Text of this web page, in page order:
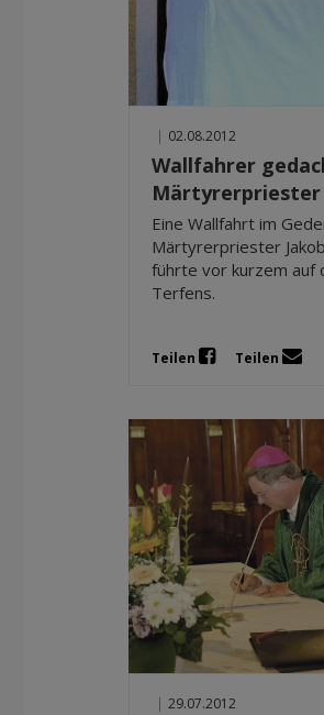
| 02.08.2012
Wallfahrer
Märtyrerpriester
Eine Wallfahrt im
Märtyrerpriester
führte vor kurzem auf
Terfens.
Teilen Teilen
| 29.07.2012